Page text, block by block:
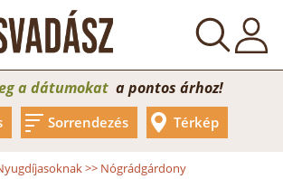
a dátumokat a pontos árhoz!
Sorrendezés Térkép
>> Nógrádgárdony